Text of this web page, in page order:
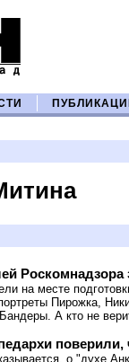
на месте
Пирожка,
А кто не
о "духе